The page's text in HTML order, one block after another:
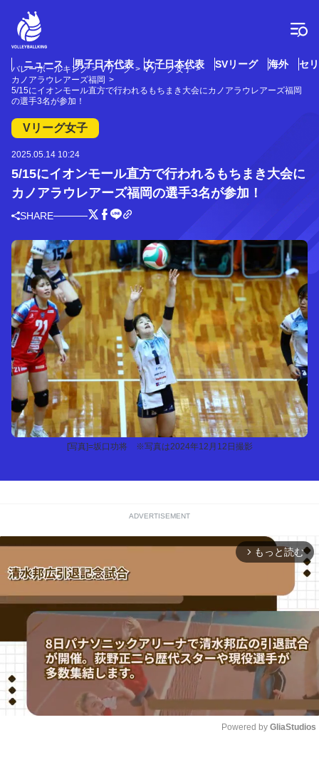
ニュース 男子日本代表 女子日本代表 SVリーグ 海外 セ
バレーボールキング Vリーグ
Vリーグ女子
カノアラウレアーズ福岡
5/15にイオンモール直方で行われるもちまき大会にカノアラウレアーズ福岡
の選手3名が参加！
Vリーグ女子
2025.05.14 10:24
5/15にイオンモール直方で行われるもちまき大会に
カノアラウレアーズ福岡の選手3名が参加！
SHARE
[写真]=坂口功将 ※写真は2024年12月12日撮影
ADVERTISEMENT
arrow_forward_ios もっと読む
Powered by GliaStudios